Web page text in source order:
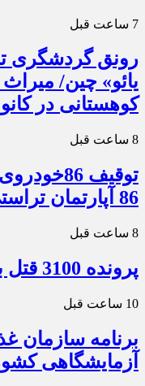
7 ساعت قبل
رونق گردشگری
یائو» چین/
کوهستانی در
8 ساعت قبل
86 آپارتمان تراستی‌ها
8 ساعت قبل
پرونده 3100 قتل به صلح و سازش ختم شد
10 ساعت قبل
برنامه سازمان
آزمایشگاهی